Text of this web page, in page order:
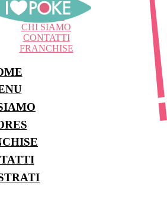
MENU
STORES
CHI SIAMO
CONTATTI
FRANCHISE